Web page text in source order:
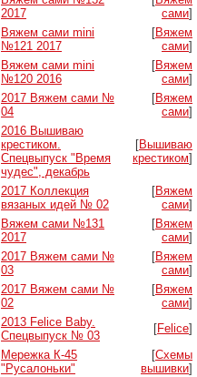
2017
сами]
Вяжем сами mini
№121 2017
[Вяжем
сами]
Вяжем сами mini
№120 2016
[Вяжем
сами]
2017 Вяжем сами №
04
[Вяжем
сами]
2016 Вышиваю
крестиком.
Спецвыпуск "Время
чудес", декабрь
[Вышиваю
крестиком]
2017 Коллекция
вязаных идей № 02
[Вяжем
сами]
Вяжем сами №131
2017
[Вяжем
сами]
2017 Вяжем сами №
03
[Вяжем
сами]
2017 Вяжем сами №
02
[Вяжем
сами]
2013 Felice Baby.
Спецвыпуск № 03
[Felice]
Мережка К-45
"Русалоньки"
[Схемы
вышивки]